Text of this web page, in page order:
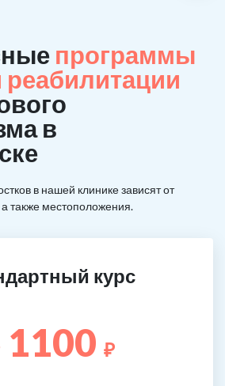
программы
реабилитации
в
в нашей клинике зависят от
также местоположения.
курс
1100 ₽